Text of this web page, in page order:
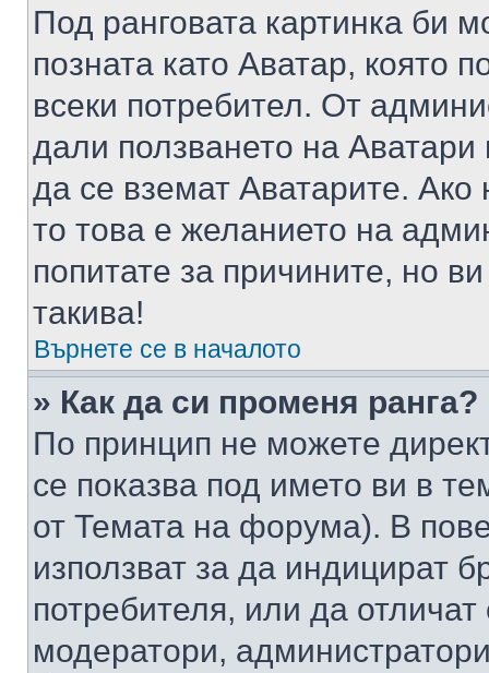
Под ранговата картинка би
позната като Аватар, която
всеки потребител. От
дали ползването на
да се вземат Аватарите.
то това е желанието на
попитате за причините, но
такива!
Върнете се в началото
» Как да си променя ранга?
По принцип не можете
се показва под името ви в
от Темата на форума). В
използват за да индицират
потребителя, или да
модератори,